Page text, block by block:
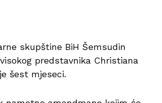
skupštine BiH Šemsudin
predstavnika Christiana
šest mjeseci.